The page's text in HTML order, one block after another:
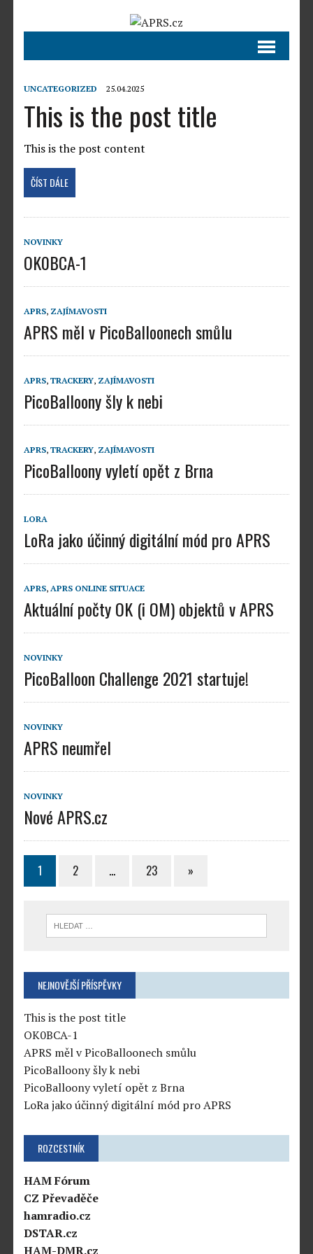
UNCATEGORIZED 25.04.2025
This is the post title
This is the post content
ČÍST DÁLE
NOVINKY
OK0BCA-1
APRS, ZAJÍMAVOSTI
APRS měl v PicoBalloonech smůlu
APRS, TRACKERY, ZAJÍMAVOSTI
PicoBalloony šly k nebi
APRS, TRACKERY, ZAJÍMAVOSTI
PicoBalloony vyletí opět z Brna
LORA
LoRa jako účinný digitální mód pro APRS
APRS, APRS ONLINE SITUACE
Aktuální počty OK (i OM) objektů v APRS
NOVINKY
PicoBalloon Challenge 2021 startuje!
NOVINKY
APRS neumřel
NOVINKY
Nové APRS.cz
1 2 … 23 »
NEJNOVĚJŠÍ PŘÍSPĚVKY
This is the post title
OK0BCA-1
APRS měl v PicoBalloonech smůlu
PicoBalloony šly k nebi
PicoBalloony vyletí opět z Brna
LoRa jako účinný digitální mód pro APRS
ROZCESTNÍK
HAM Fórum
CZ Převaděče
hamradio.cz
DSTAR.cz
HAM-DMR.cz